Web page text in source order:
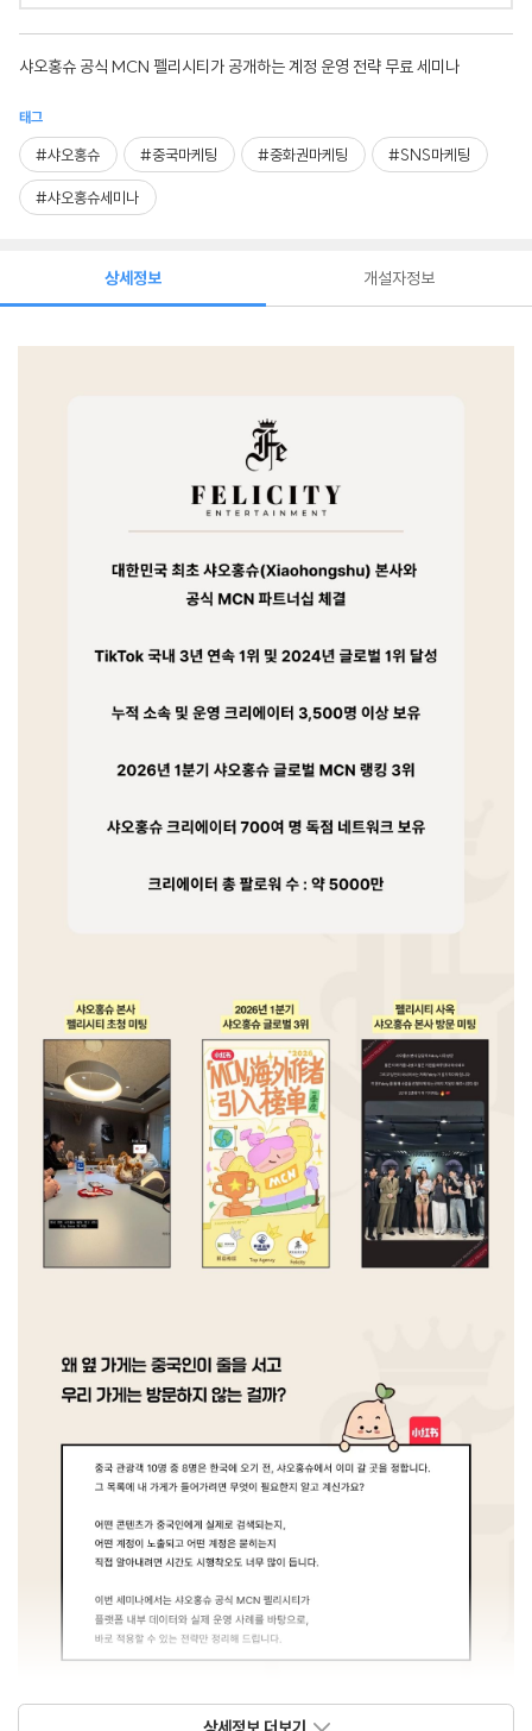
샤오홍슈 공식 MCN 펠리시티가 공개하는 계정 운영 전략 무료 세미나
태그
#샤오홍슈 #중국마케팅 #중화권마케팅 #SNS마케팅
#샤오홍슈세미나
상세정보 개설자정보